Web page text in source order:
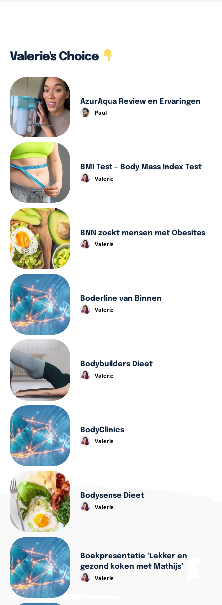
Valerie's Choice
AzurAqua Review en Ervaringen
Paul
BMI Test – Body Mass Index Test
Valerie
BNN zoekt mensen met Obesitas
Valerie
Boderline van Binnen
Valerie
Bodybuilders Dieet
Valerie
BodyClinics
Valerie
Bodysense Dieet
Valerie
Boekpresentatie ‘Lekker en
gezond koken met Mathijs’
Valerie